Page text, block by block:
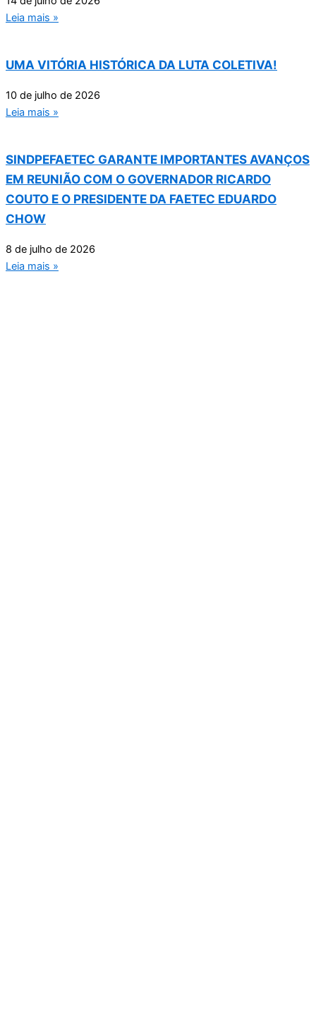
Leia mais »
UMA VITÓRIA HISTÓRICA DA LUTA COLETIVA!
10 de julho de 2026
Leia mais »
SINDPEFAETEC GARANTE IMPORTANTES AVANÇOS
EM REUNIÃO COM O GOVERNADOR RICARDO
COUTO E O PRESIDENTE DA FAETEC EDUARDO
CHOW
8 de julho de 2026
Leia mais »